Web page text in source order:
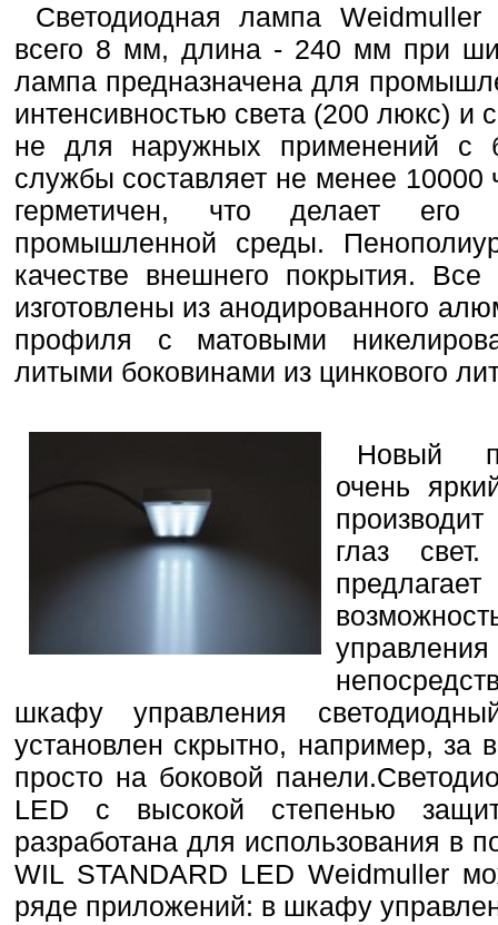
Светодиодная лампа
всего 8 мм, длина - 240 мм при
лампа предназначена для
интенсивностью света (200 люкс) и
не для наружных применений с
службы составляет не менее 10000
герметичен, что делает
промышленной среды.
качестве внешнего покрытия. Все
изготовлены из анодированного
профиля с матовыми
литыми боковинами из цинкового
Новый
очень
глаз
шкафу управления
установлен ​​скрытно, например,
просто на боковой
LED с высокой степенью
разработана для использования в
WIL STANDARD LED Weidmuller
ряде приложений: в шкафу